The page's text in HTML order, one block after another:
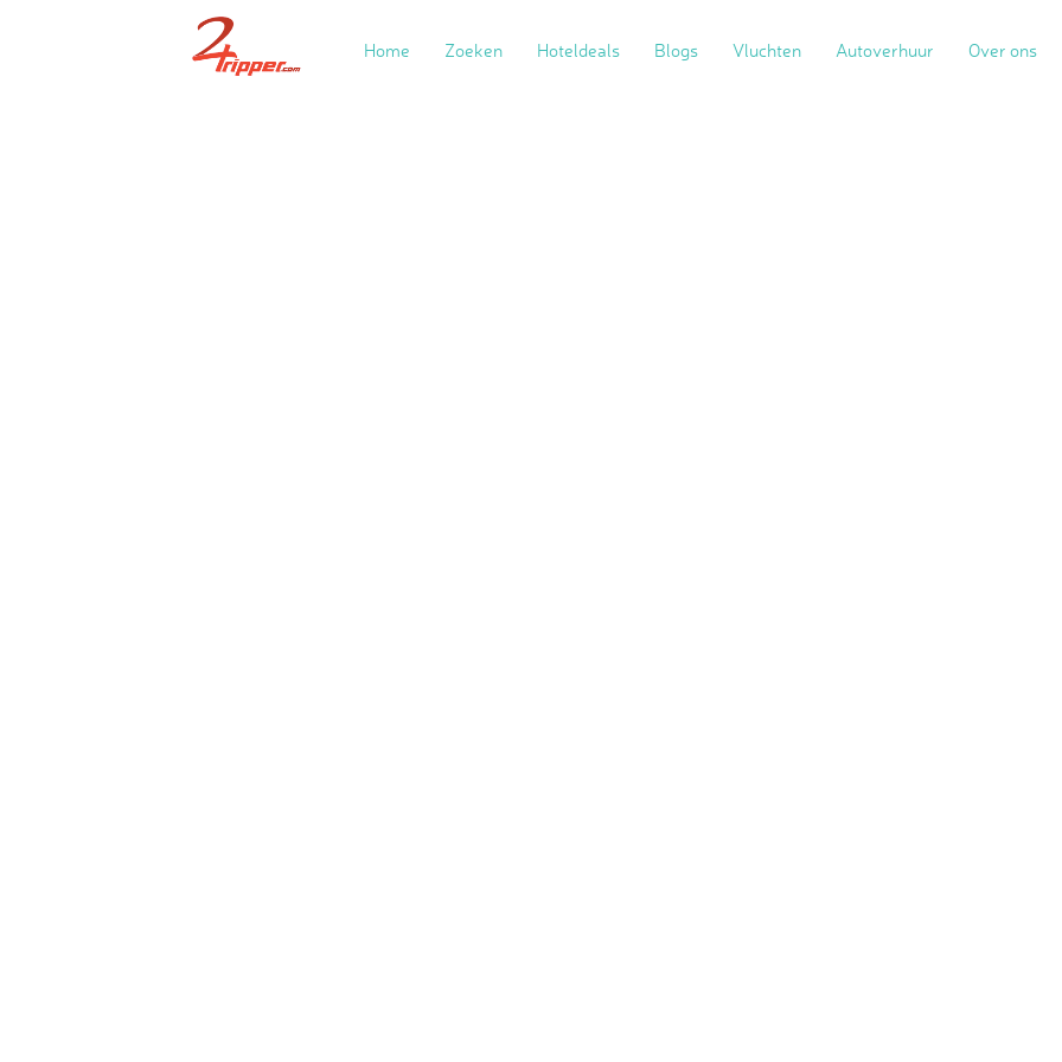
Home Zoeken Hoteldeals Blogs Vluchten Autoverhuur Over ons